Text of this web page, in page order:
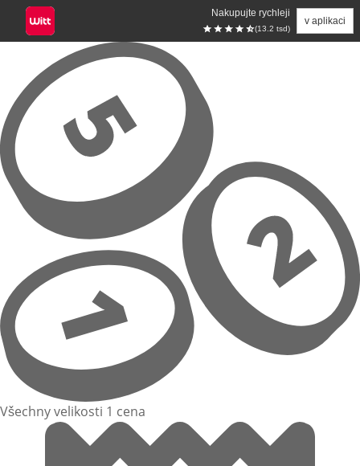
Nakupujte rychleji
(13.2 tsd)
v aplikaci
Přeskočit na hlavní obsah
Všechny velikosti 1 cena